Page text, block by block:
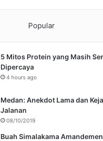
Popular
5 Mitos Protein yang Masih
Dipercaya
4 hours ago
Medan: Anekdot Lama dan
Jalanan
08/10/2019
Buah Simalakama